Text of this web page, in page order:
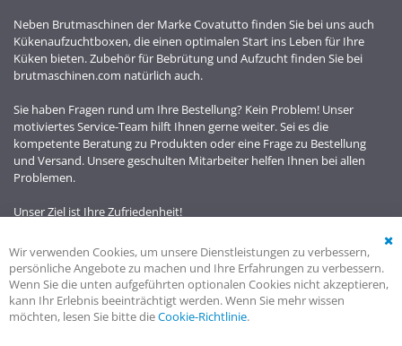
Neben Brutmaschinen der Marke Covatutto finden Sie bei uns auch
Kükenaufzuchtboxen, die einen optimalen Start ins Leben für Ihre
Küken bieten. Zubehör für Bebrütung und Aufzucht finden Sie bei
brutmaschinen.com natürlich auch.
Sie haben Fragen rund um Ihre Bestellung? Kein Problem! Unser
motiviertes Service-Team hilft Ihnen gerne weiter. Sei es die
kompetente Beratung zu Produkten oder eine Frage zu Bestellung
und Versand. Unsere geschulten Mitarbeiter helfen Ihnen bei allen
Problemen.
Unser Ziel ist Ihre Zufriedenheit!
Wir verwenden Cookies, um unsere Dienstleistungen zu verbessern,
persönliche Angebote zu machen und Ihre Erfahrungen zu verbessern.
Wenn Sie die unten aufgeführten optionalen Cookies nicht akzeptieren,
kann Ihr Erlebnis beeinträchtigt werden. Wenn Sie mehr wissen
möchten, lesen Sie bitte dieCookie-Richtlinie.